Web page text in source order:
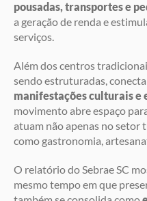
pousadas, transportes e
a geração de renda e
serviços.
Além dos centros
sendo estruturadas,
manifestações culturais e
movimento abre espaço
atuam não apenas no setor
como gastronomia,
O relatório do Sebrae SC
mesmo tempo em que